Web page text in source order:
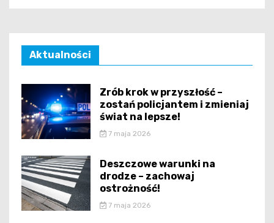
Aktualności
Zrób krok w przyszłość –
zostań policjantem i zmieniaj
świat na lepsze!
7 maja 2026
Deszczowe warunki na
drodze – zachowaj
ostrożność!
7 maja 2026